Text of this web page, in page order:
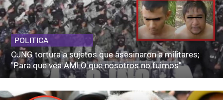
POLITICA
CJNG tortura a sujetos que asesinaron a militares;
"Para que vea AMLO que nosotros no fuimos"